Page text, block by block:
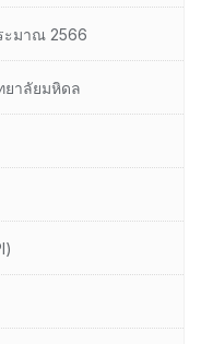
ะมาณ 2566
ยาลัยมหิดล